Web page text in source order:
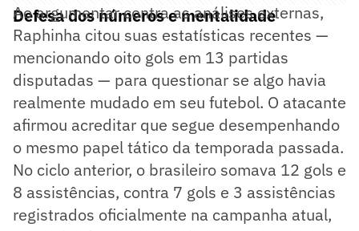
Defesa dos números e mentalidade
Ao argumentar contra as análises externas,
Raphinha citou suas estatísticas recentes —
mencionando oito gols em 13 partidas
disputadas — para questionar se algo havia
realmente mudado em seu futebol. O atacante
afirmou acreditar que segue desempenhando
o mesmo papel tático da temporada passada.
No ciclo anterior, o brasileiro somava 12 gols e
8 assistências, contra 7 gols e 3 assistências
registrados oficialmente na campanha atual,